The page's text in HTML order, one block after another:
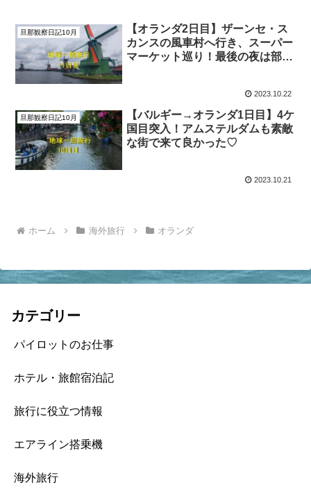
旦那観察日記10月
【オランダ2日目】ザーンセ・ス
カンスの風車村へ行き、スーパー
マーケット巡り！最後の夜は部屋
2023.10.22
旦那観察日記10月
【バルギー→オランダ1日目】4ケ
国目突入！アムステルダムも素敵
な街で来て良かった♡
2023.10.21
ホーム 海外旅行 オランダ
カテゴリー
パイロットのお仕事
ホテル・旅館宿泊記
旅行に役立つ情報
エアライン搭乗機
海外旅行